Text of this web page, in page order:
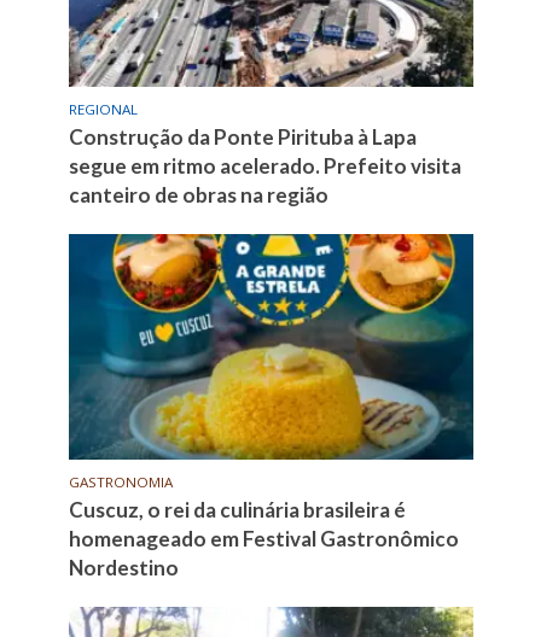
REGIONAL
Construção da Ponte Pirituba à Lapa
segue em ritmo acelerado. Prefeito visita
canteiro de obras na região
GASTRONOMIA
Cuscuz, o rei da culinária brasileira é
homenageado em Festival Gastronômico
Nordestino